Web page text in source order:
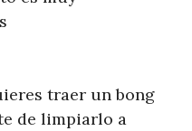
traer un bong
de limpiarlo a